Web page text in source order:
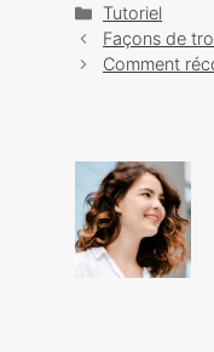
Catégories
Tutoriel
Navigation
des
Façons de
Comment